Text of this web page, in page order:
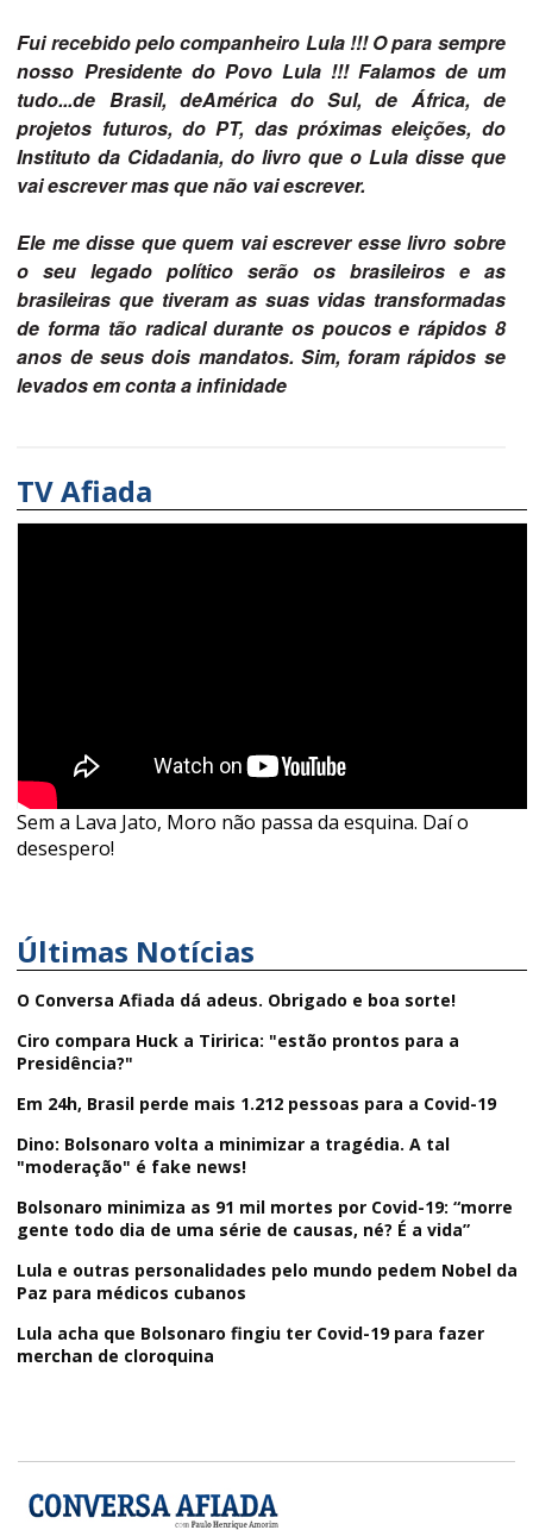
Fui recebido pelo companheiro Lula !!! O para sempre
nosso Presidente do Povo Lula !!! Falamos de um
tudo...de Brasil, deAmérica do Sul, de África, de
projetos futuros, do PT, das próximas eleições, do
Instituto da Cidadania, do livro que o Lula disse que
vai escrever mas que não vai escrever.
Ele me disse que quem vai escrever esse livro sobre
o seu legado político serão os brasileiros e as
brasileiras que tiveram as suas vidas transformadas
de forma tão radical durante os poucos e rápidos 8
anos de seus dois mandatos. Sim, foram rápidos se
levados em conta a infinidade
TV Afiada
Sem a Lava Jato, Moro não passa da esquina. Daí o
desespero!
Últimas Notícias
O Conversa Afiada dá adeus. Obrigado e boa sorte!
Ciro compara Huck a Tiririca: "estão prontos para a
Presidência?"
Em 24h, Brasil perde mais 1.212 pessoas para a Covid-19
Dino: Bolsonaro volta a minimizar a tragédia. A tal
"moderação" é fake news!
Bolsonaro minimiza as 91 mil mortes por Covid-19: “morre
gente todo dia de uma série de causas, né? É a vida”
Lula e outras personalidades pelo mundo pedem Nobel da
Paz para médicos cubanos
Lula acha que Bolsonaro fingiu ter Covid-19 para fazer
merchan de cloroquina